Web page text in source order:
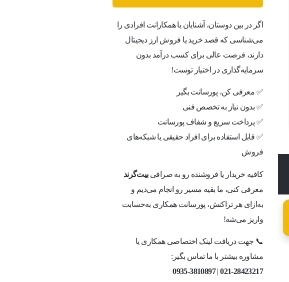
اگر در بین دوستان، آشنایان یا همکارانت افرادی را
می‌شناسی که قصد خرید یا فروش ارز دیجیتال
دارند، فرصت عالی برای کسب درآمد بدون
سرمایه‌گذاری در اختیار توست!
✅ معرفی کن، پورسانت بگیر
✅ بدون نیاز به تخصص فنی
✅ پرداخت سریع و شفاف پورسانت
✅ قابل استفاده برای افراد حقیقی یا شبکه‌های
فروش
کافیه خریدار یا فروشنده رو به صرافیبیت‌گرند
معرفی کنی، ما بقیه مسیر رو انجام می‌دیم و
به‌ازای هر تراکنش، پورسانت همکاری به‌حسابت
واریز می‌شه!
📞 جهت دریافت لینک اختصاصی همکاری یا
مشاوره بیشتر با ما تماس بگیر:
021-28423217
|
0935-3810897